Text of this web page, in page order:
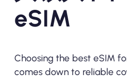
eSIM
Choosing the best eSIM
comes down to reliable